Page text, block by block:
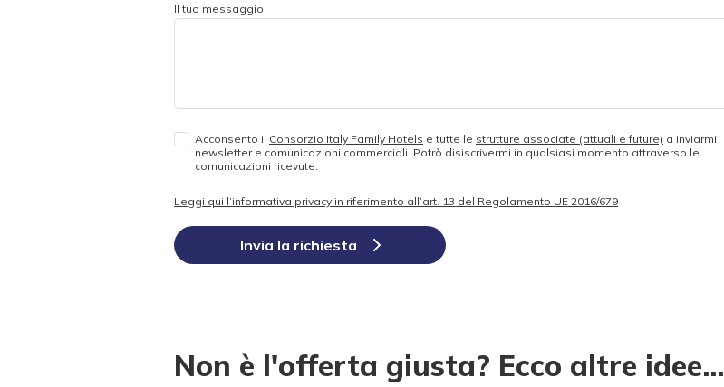
Il tuo messaggio
Acconsento il Consorzio Italy Family Hotels e tutte le strutture associate (attuali e future) a inviarmi
newsletter e comunicazioni commerciali. Potrò disiscrivermi in qualsiasi momento attraverso le
comunicazioni ricevute.
Leggi qui l’informativa privacy in riferimento all’art. 13 del Regolamento UE 2016/679
Invia la richiesta
Non è l'offerta giusta? Ecco altre idee...